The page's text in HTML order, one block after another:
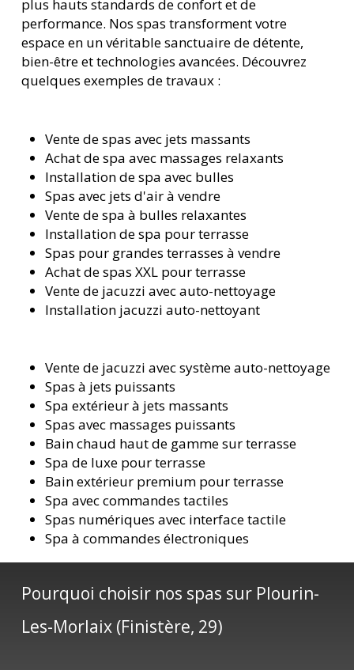
plus hauts standards de confort et de
performance. Nos spas transforment votre
espace en un véritable sanctuaire de détente,
bien-être et technologies avancées. Découvrez
quelques exemples de travaux :
Vente de spas avec jets massants
Achat de spa avec massages relaxants
Installation de spa avec bulles
Spas avec jets d'air à vendre
Vente de spa à bulles relaxantes
Installation de spa pour terrasse
Spas pour grandes terrasses à vendre
Achat de spas XXL pour terrasse
Vente de jacuzzi avec auto-nettoyage
Installation jacuzzi auto-nettoyant
Vente de jacuzzi avec système auto-nettoyage
Spas à jets puissants
Spa extérieur à jets massants
Spas avec massages puissants
Bain chaud haut de gamme sur terrasse
Spa de luxe pour terrasse
Bain extérieur premium pour terrasse
Spa avec commandes tactiles
Spas numériques avec interface tactile
Spa à commandes électroniques
Pourquoi choisir nos spas sur Plourin-
Les-Morlaix (Finistère, 29)